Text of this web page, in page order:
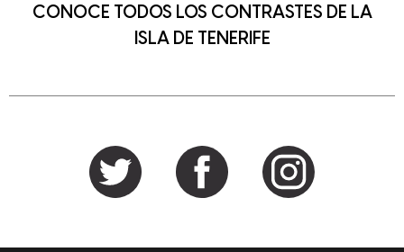
CONOCE TODOS LOS CONTRASTES DE LA
ISLA DE TENERIFE